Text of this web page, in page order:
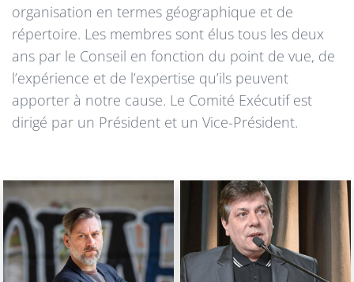
organisation en termes géographique et de
répertoire. Les membres sont élus tous les deux
ans par le Conseil en fonction du point de vue, de
l’expérience et de l’expertise qu’ils peuvent
apporter à notre cause. Le Comité Exécutif est
dirigé par un Président et un Vice-Président.